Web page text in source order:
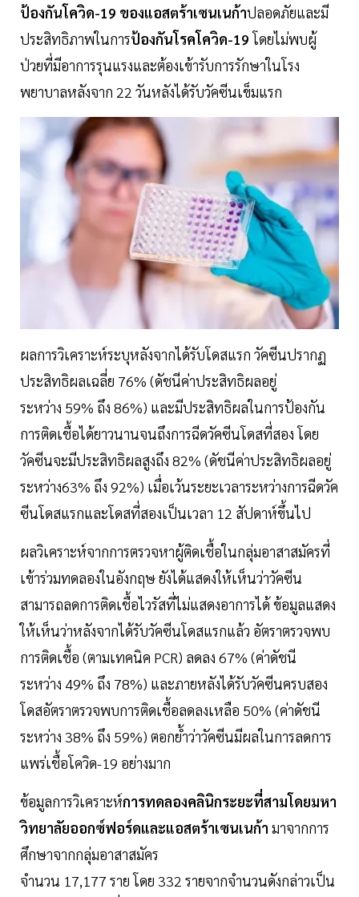
ป้องกันโควิด-19 ของแอสตร้าเซนเนก้าปลอดภัยและมี
ประสิทธิภาพในการป้องกันโรคโควิด-19โดยไม่พบผู้
ป่วยที่มีอาการรุนแรงและต้องเข้ารับการรักษาในโรง
พยาบาลหลังจาก 22 วันหลังได้รับวัคซีนเข็มแรก
ผลการวิเคราะห์ระบุหลังจากได้รับโดสแรก วัคซีนปรากฏ
ประสิทธิผลเฉลี่ย 76% (ดัชนีค่าประสิทธิผลอยู่
ระหว่าง 59% ถึง 86%) และมีประสิทธิผลในการป้องกัน
การติดเชื้อได้ยาวนานจนถึงการฉีดวัคซีนโดสที่สอง โดย
วัคซีนจะมีประสิทธิผลสูงถึง 82% (ดัชนีค่าประสิทธิผลอยู่
ระหว่าง63% ถึง 92%) เมื่อเว้นระยะเวลาระหว่างการฉีดวัค
ซีนโดสแรกและโดสที่สองเป็นเวลา 12 สัปดาห์ขึ้นไป
ผลวิเคราะห์จากการตรวจหาผู้ติดเชื้อในกลุ่มอาสาสมัครที่
เข้าร่วมทดลองในอังกฤษ ยังได้แสดงให้เห็นว่าวัคซีน
สามารถลดการติดเชื้อไวรัสที่ไม่แสดงอาการได้ ข้อมูลแสดง
ให้เห็นว่าหลังจากได้รับวัคซีนโดสแรกแล้ว อัตราตรวจพบ
การติดเชื้อ (ตามเทคนิค PCR) ลดลง 67% (ค่าดัชนี
ระหว่าง 49% ถึง 78%) และภายหลังได้รับวัคซีนครบสอง
โดสอัตราตรวจพบการติดเชื้อลดลงเหลือ 50% (ค่าดัชนี
ระหว่าง 38% ถึง 59%) ตอกย้ำว่าวัคซีนมีผลในการลดการ
แพร่เชื้อโควิด-19 อย่างมาก
ข้อมูลการวิเคราะห์การทดลองคลินิกระยะที่สามโดยมหา
วิทยาลัยออกซ์ฟอร์ดและแอสตร้าเซนเนก้า มาจากการ
ศึกษาจากกลุ่มอาสาสมัคร
จำนวน 17,177 ราย โดย 332 รายจากจำนวนดังกล่าวเป็น